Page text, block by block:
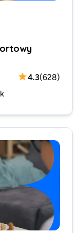
4.3(628)